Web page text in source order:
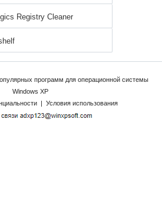
Registry Cleaner
программ для операционной системы
Windows XP
| Условия использования